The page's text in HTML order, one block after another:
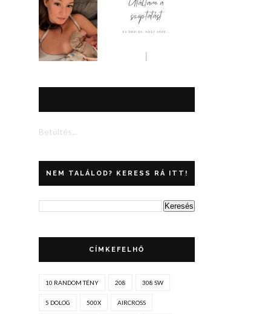
Betöltés...
NEM TALÁLOD? KERESS RÁ ITT!
CÍMKEFELHŐ
10 RANDOM TÉNY 208 308 SW
5 DOLOG 500X AIRCROSS